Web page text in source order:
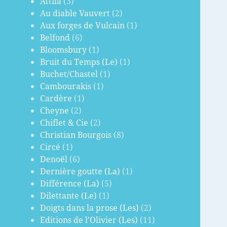
Au diable Vauvert (2)
Aux forges de Vulcain (1)
Belfond (6)
Bloomsbury (1)
Bruit du Temps (Le) (1)
Buchet/Chastel (1)
Cambourakis (1)
Cardère (1)
Cheyne (2)
Chiflet & Cie (2)
Christian Bourgois (8)
Circé (1)
Denoël (6)
Dernière goutte (La) (1)
Différence (La) (5)
Dilettante (Le) (1)
Doigts dans la prose (Les) (2)
Editions de l'Olivier (Les) (11)